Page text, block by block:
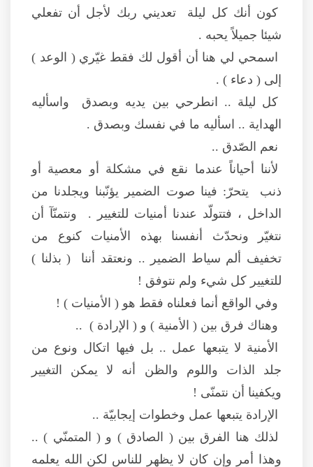
كون أنك كل ليلة تعديني ربك لأجل أن تفعلي
شيئا جميلاً يحبه .
اسمحي لي هنا أن أقول لك فقط غيّري ( الوعد )
إلى ( دعاء ) .
كل ليلة .. انطرحي بين يديه وبصدق واسأليه
الهداية .. اسأليه ما في نفسك وبصدق .
نعم الصّدق ..
لأننا أحياناً عندما نقع في مشكلة أو معصية أو
ذنب يتحرّ: فينا صوت الضمير يؤنّبنا ويجلدنا من
الداخل ، فتتولّد عندنا أمنيات للتغيير . ونتمنّآ أن
نتغيّر ونحدّث أنفسنا بهذه الأمنيات كنوع من
تخفيف ألم سياط الضمير .. ونعتقد أننا ( بذلنا )
للتغيير كل شيء ولم نتوفق !
وفي الواقع أنما فعلناه فقط هو ( الأمنيات ) !
وهناك فرق بين ( الأمنية ) و ( الإرادة ) ..
الأمنية لا يتبعها عمل .. بل فيها اتكال ونوع من
جلد الذات واللوم والظن أنه لا يمكن التغيير
ويكفينا أن نتمنّى !
الإرادة يتبعها عمل وخطوات إيجابيّة ..
لذلك هنا الفرق بين ( الصادق ) و ( المتمنّي ) ..
وهذا أمر وإن كان لا يظهر للناس لكن الله يعلمه